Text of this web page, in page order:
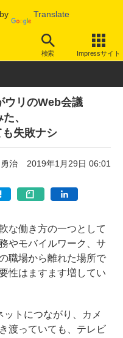
Translate
検索 Impressサイト
ソフトウェア ビジネスソ
ウリのWeb会議
、
失敗ナシ
治 2019年1月29日 06:01
な働き方の一つとして
やモバイルワーク、サ
職場から離れた場所で
性はますます増してい
トにつながり、カメ
渡っていても、テレビ